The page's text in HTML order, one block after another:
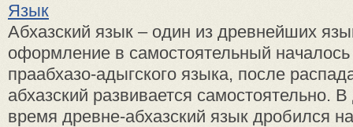
Язык
Абхазский язык – один из древнейших
оформление в самостоятельный
праабхазо-адыгского языка, после
абхазский развивается самостоятельно.
время древне-абхазский язык дробился